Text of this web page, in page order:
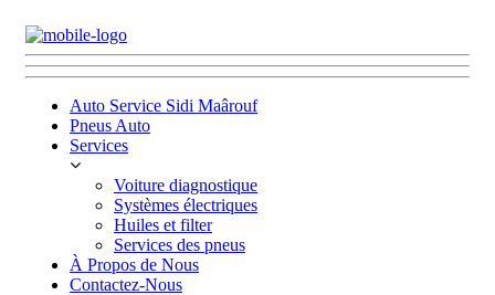
Auto Service Sidi Maârouf
Pneus Auto
Services
Voiture diagnostique
Systèmes électriques
Huiles et filter
Services des pneus
À Propos de Nous
Contactez-Nous